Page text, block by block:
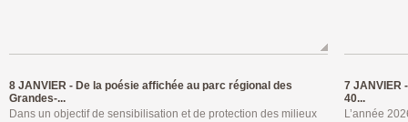
8 JANVIER - De la poésie affichée au parc régional des
Grandes-...
Dans un objectif de sensibilisation et de protection des milieux
7 JANVIER -
40...
L’année